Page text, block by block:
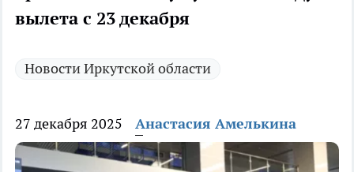
вылета с 23 декабря
Новости Иркутской области
27 декабря 2025 Анастасия Амелькина